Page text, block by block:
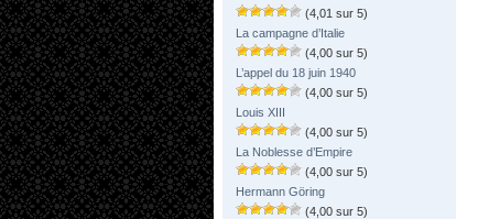
(4,01 sur 5)
La campagne d’Italie
(4,00 sur 5)
L’appel du 18 juin 1940
(4,00 sur 5)
Louis XIII
(4,00 sur 5)
La Noblesse d’Empire
(4,00 sur 5)
Hermann Göring
(4,00 sur 5)